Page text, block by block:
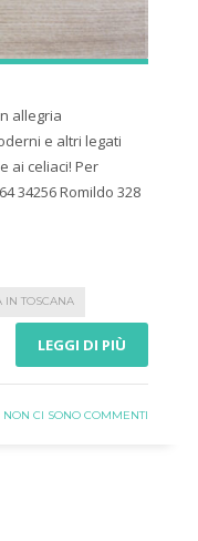
allegria
e altri legati
ai celiaci! Per
34256 Romildo 328
IN TOSCANA
LEGGI DI PIÙ
NON CI SONO COMMENTI